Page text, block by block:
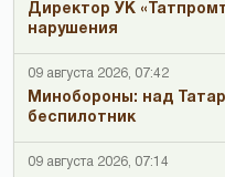
Директор УК
нарушения
09 августа 2026, 07:42
Минобороны: над
беспилотник
09 августа 2026, 07:14